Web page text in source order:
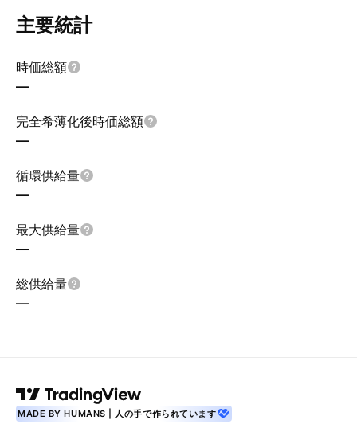
主要統計
時価総額
—
完全希薄化後時価総額
—
循環供給量
—
最大供給量
—
総供給量
—
MADE BY HUMANS | 人の手で作られています